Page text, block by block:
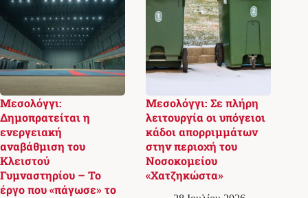
Μεσολόγγι:
Δημοπρατείται η
ενεργειακή
αναβάθμιση του
Κλειστού
Γυμναστηρίου – Το
έργο που «πάγωσε» το
Μεσολόγγι: Σε πλήρη
λειτουργία οι υπόγειοι
κάδοι απορριμμάτων
στην περιοχή του
Νοσοκομείου
«Χατζηκώστα»